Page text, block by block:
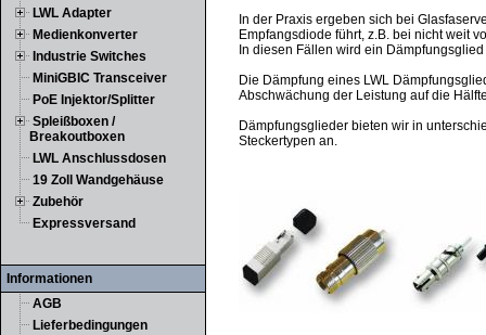
LWL Adapter
Medienkonverter
Industrie Switches
MiniGBIC Transceiver
PoE Injektor/Splitter
Spleißboxen /
Breakoutboxen
LWL Anschlussdosen
19 Zoll Wandgehäuse
Zubehör
Expressversand
Informationen
AGB
Lieferbedingungen
In der Praxis ergeben sich bei
Empfangsdiode führt, z.B. bei nicht weit
In diesen Fällen wird ein
Die Dämpfung eines LWL
Abschwächung der Leistung auf die
Dämpfungsglieder bieten wir in
Steckertypen an.